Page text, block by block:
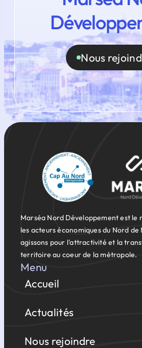
Nous
Marséa Nord Développement est le
les acteurs économiques du Nord de
agissons pour l'attractivité et la
territoire au coeur de la métropole.
Menu
Accueil
Actualités
Nous rejoindre